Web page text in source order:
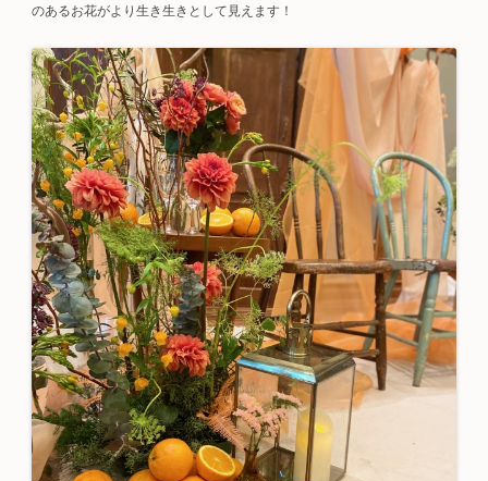
のあるお花がより生き生きとして見えます！